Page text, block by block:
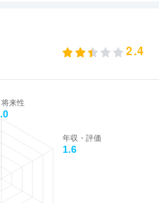
2.4
来性
年収・評価
1.6